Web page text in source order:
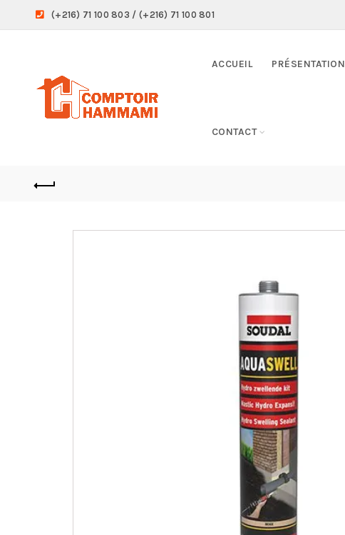
(+216) 71 100 803 / (+216) 71 100 801
ACCUEIL PRÉSENTATION
CONTACT